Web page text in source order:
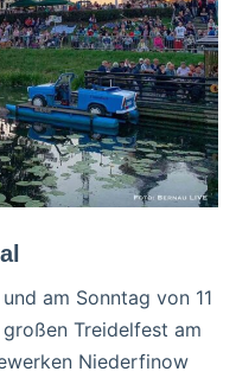
am Sonntag von 11
Treidelfest am
Niederfinow